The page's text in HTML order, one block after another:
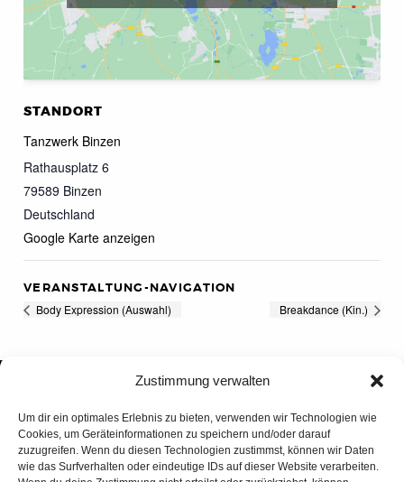
Zustimmung verwalten
Um dir ein optimales Erlebnis zu bieten, verwenden wir Technologien wie
Cookies, um Geräteinformationen zu speichern und/oder darauf
zuzugreifen. Wenn du diesen Technologien zustimmst, können wir Daten
wie das Surfverhalten oder eindeutige IDs auf dieser Website verarbeiten.
STANDORT
Tanzwerk Binzen
Rathausplatz 6
79589 Binzen
Deutschland
Google Karte anzeigen
VERANSTALTUNG-NAVIGATION
Body Expression (Auswahl) Breakdance (Kin.)